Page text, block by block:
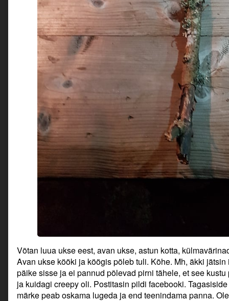
Võtan luua ukse eest, avan ukse, astun kotta,
Avan ukse kööki ja köögis põleb tuli. Kõhe. Mh, äkki
päike sisse ja ei pannud põlevad pirni tähele, et see
ja kuidagi creepy oli. Postitasin pildi facebooki.
märke peab oskama lugeda ja end teenindama panna.